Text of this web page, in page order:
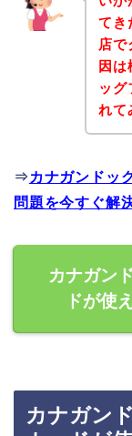
てき
店で
因
ッグ
れて
⇒ カナガンドッ
問題を今すぐ解
カナガン
ドが使
カナガン